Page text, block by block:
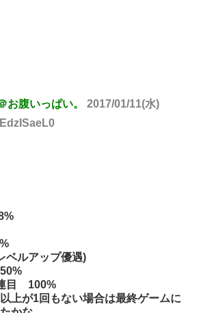
お腹いっぱい。
2017/01/11(水)
ルアップ優遇)
目 100%
上が1回もない場合は最終ゲームに